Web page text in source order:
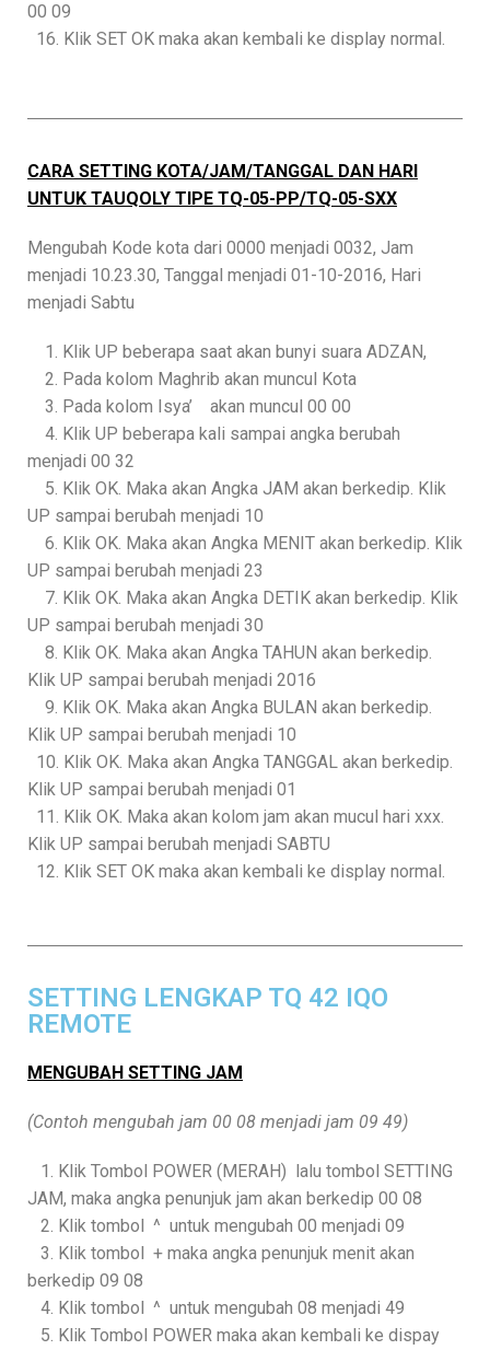
00 09
16. Klik SET OK maka akan kembali ke display normal.
CARA SETTING KOTA/JAM/TANGGAL DAN HARI
UNTUK TAUQOLY TIPE TQ-05-PP/TQ-05-SXX
Mengubah Kode kota dari 0000 menjadi 0032, Jam
menjadi 10.23.30, Tanggal menjadi 01-10-2016, Hari
menjadi Sabtu
1. Klik UP beberapa saat akan bunyi suara ADZAN,
2. Pada kolom Maghrib akan muncul Kota
3. Pada kolom Isya’ akan muncul 00 00
4. Klik UP beberapa kali sampai angka berubah
menjadi 00 32
5. Klik OK. Maka akan Angka JAM akan berkedip. Klik
UP sampai berubah menjadi 10
6. Klik OK. Maka akan Angka MENIT akan berkedip. Klik
UP sampai berubah menjadi 23
7. Klik OK. Maka akan Angka DETIK akan berkedip. Klik
UP sampai berubah menjadi 30
8. Klik OK. Maka akan Angka TAHUN akan berkedip.
Klik UP sampai berubah menjadi 2016
9. Klik OK. Maka akan Angka BULAN akan berkedip.
Klik UP sampai berubah menjadi 10
10. Klik OK. Maka akan Angka TANGGAL akan berkedip.
Klik UP sampai berubah menjadi 01
11. Klik OK. Maka akan kolom jam akan mucul hari xxx.
Klik UP sampai berubah menjadi SABTU
12. Klik SET OK maka akan kembali ke display normal.
SETTING LENGKAP TQ 42 IQO
REMOTE
MENGUBAH SETTING JAM
(Contoh mengubah jam 00 08 menjadi jam 09 49)
1. Klik Tombol POWER (MERAH) lalu tombol SETTING
JAM, maka angka penunjuk jam akan berkedip 00 08
2. Klik tombol ^ untuk mengubah 00 menjadi 09
3. Klik tombol + maka angka penunjuk menit akan
berkedip 09 08
4. Klik tombol ^ untuk mengubah 08 menjadi 49
5. Klik Tombol POWER maka akan kembali ke dispay